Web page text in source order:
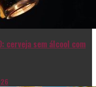
cerveja sem álcool com